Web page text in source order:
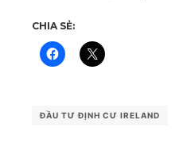
CHIA SẺ:
ĐẦU TƯ ĐỊNH CƯ IRELAND